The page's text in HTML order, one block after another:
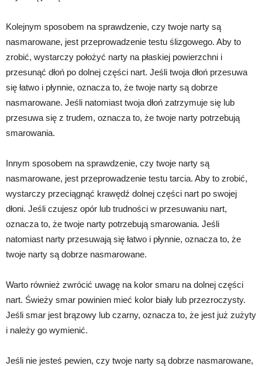
Kolejnym sposobem na sprawdzenie, czy twoje narty są
nasmarowane, jest przeprowadzenie testu ślizgowego. Aby to
zrobić, wystarczy położyć narty na płaskiej powierzchni i
przesunąć dłoń po dolnej części nart. Jeśli twoja dłoń przesuwa
się łatwo i płynnie, oznacza to, że twoje narty są dobrze
nasmarowane. Jeśli natomiast twoja dłoń zatrzymuje się lub
przesuwa się z trudem, oznacza to, że twoje narty potrzebują
smarowania.
Innym sposobem na sprawdzenie, czy twoje narty są
nasmarowane, jest przeprowadzenie testu tarcia. Aby to zrobić,
wystarczy przeciągnąć krawędź dolnej części nart po swojej
dłoni. Jeśli czujesz opór lub trudności w przesuwaniu nart,
oznacza to, że twoje narty potrzebują smarowania. Jeśli
natomiast narty przesuwają się łatwo i płynnie, oznacza to, że
twoje narty są dobrze nasmarowane.
Warto również zwrócić uwagę na kolor smaru na dolnej części
nart. Świeży smar powinien mieć kolor biały lub przezroczysty.
Jeśli smar jest brązowy lub czarny, oznacza to, że jest już zużyty
i należy go wymienić.
Jeśli nie jesteś pewien, czy twoje narty są dobrze nasmarowane,